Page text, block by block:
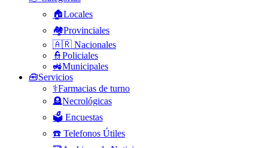
🏠Locales
🏘️Provinciales
🇦🇷 Nacionales
👮Policiales
🚜Municipales
🧰Servicios
⚕️Farmacias de turno
🪦Necrológicas
🗳️ Encuestas
☎️ Telefonos Útiles